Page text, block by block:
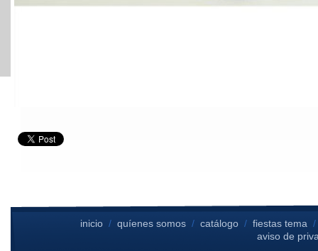
inicio /quíenes somos /catálogo / fiestas tema
aviso de